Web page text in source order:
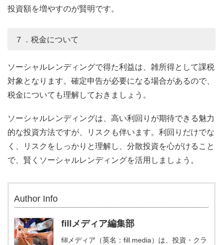
投資額を増やすのが賢明です。
７．税金について
ソーシャルレンディングで得た利益は、雑所得として課税
対象となります。確定申告が必要になる場合があるので、
税金についても理解しておきましょう。
ソーシャルレンディングは、高い利回りが期待できる魅力
的な投資方法ですが、リスクも伴います。利回りだけでな
く、リスクをしっかりと理解し、分散投資を心がけること
で、賢くソーシャルレンディングを活用しましょう。
Author Info
fillメディア編集部
fillメディア（英名：fill.media）は、投資・クラ